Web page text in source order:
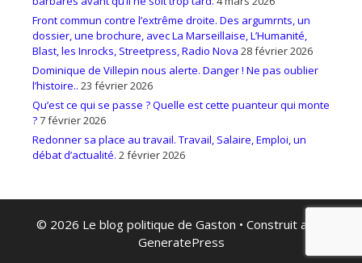
Front commun contre l’extrême droite. Des argumrnts, un
dossier, une brochure, avec La Marseillaise, L’Humanité,
Blast, les Inrocks, Streetpress, Radio Nova 28 février 2026
Dominique de Villepin nous alerte. Danger ! Ne pas oublier
l’histoire.. 23 février 2026
Qu’est ce qui se passe ? Quelle est cette puanteur qui monte
?7 février 2026
Redonner sa place au travail. Travail, Salaire, Emploi, un
débat d’actualité. 2 février 2026
© 2026 Le blog politique de Gaston • Construit avec
GeneratePress